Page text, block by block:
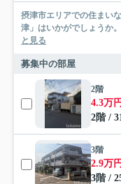
摂津市エリアでの住まい
津」はいかがでしょうか
と見る
募集中の部屋
2階
4.3万円
2階 /
3階
2.9万円
3階 /